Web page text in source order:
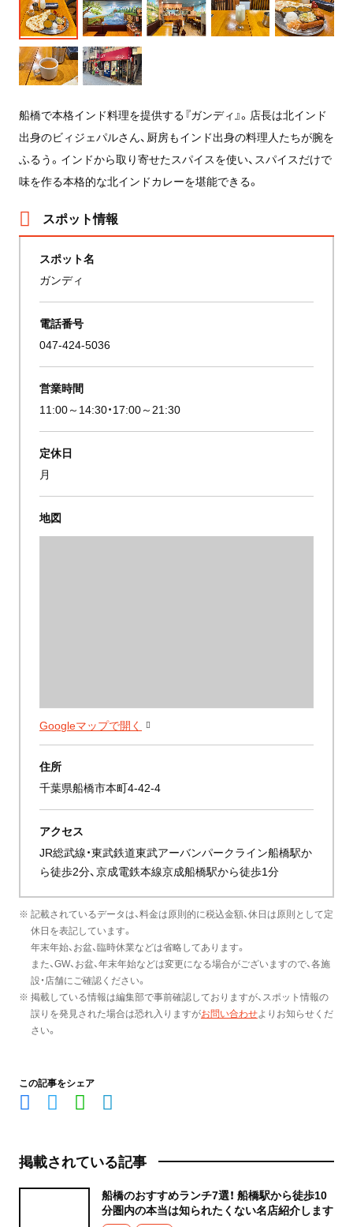
船橋で本格インド料理を提供する『ガンディ』。店長は北インド
出身のビィジェパルさん、厨房もインド出身の料理人たちが腕を
ふるう。インドから取り寄せたスパイスを使い、スパイスだけで
味を作る本格的な北インドカレーを堪能できる。
スポット情報
スポット名
ガンディ
電話番号
047-424-5036
営業時間
11:00～14:30・17:00～21:30
定休日
月
地図
Googleマップで開く
住所
千葉県船橋市本町4-42-4
アクセス
JR総武線・東武鉄道東武アーバンパークライン船橋駅か
ら徒歩2分、京成電鉄本線京成船橋駅から徒歩1分
※ 記載されているデータは、料金は原則的に税込金額、休日は原則として定
休日を表記しています。
年末年始、お盆、臨時休業などは省略してあります。
また、GW、お盆、年末年始などは変更になる場合がございますので、各施
設・店舗にご確認ください。
※ 掲載している情報は編集部で事前確認しておりますが、スポット情報の
誤りを発見された場合は恐れ入りますがお問い合わせよりお知らせくだ
さい。
この記事をシェア
掲載されている記事
船橋のおすすめランチ7選！ 船橋駅から徒歩10
分圏内の本当は知られたくない名店紹介します